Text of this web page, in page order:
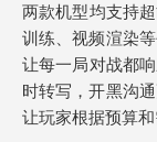
两款机型均支持
训练、视频渲染
让每一局对战都
时转写，开黑沟
让玩家根据预算